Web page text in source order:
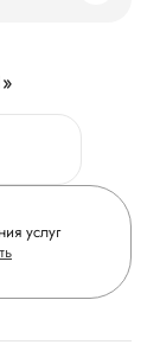
услуг